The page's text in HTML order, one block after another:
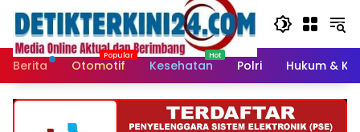
Langsung
konten
Berita
Otomotif Kesehatan Polri Hukum &